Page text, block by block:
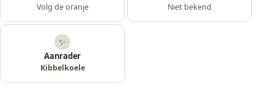
Volg de oranje Niet bekend
✨
Aanrader
Kibbelkoele